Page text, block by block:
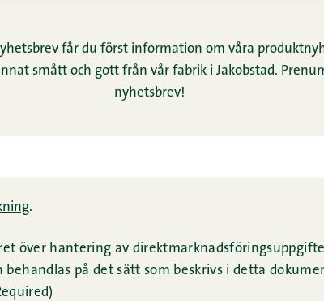
får du först information om våra
smått och gott från vår fabrik i Jakobstad.
nyhetsbrev!
.
över hantering av
på det sätt som beskrivs i detta